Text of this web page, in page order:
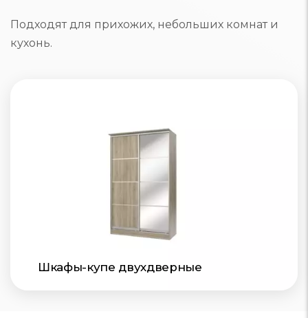
Подходят для прихожих, небольших комнат и
кухонь.
Шкафы-купе двухдверные